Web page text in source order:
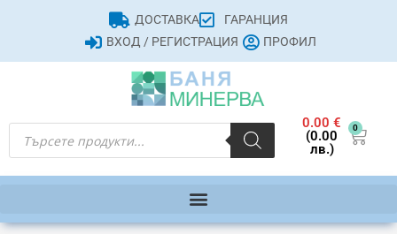
ДОСТАВКА
ГАРАНЦИЯ
ВХОД / РЕГИСТРАЦИЯ
ПРОФИЛ
0.00€
(0.00
лв.)
0